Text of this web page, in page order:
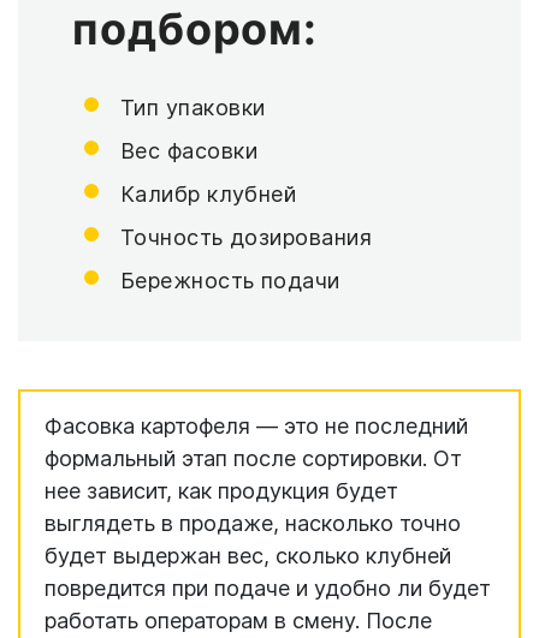
подбором:
Тип упаковки
Вес фасовки
Калибр клубней
Точность дозирования
Бережность подачи
Фасовка картофеля — это не последний
формальный этап после сортировки. От
нее зависит, как продукция будет
выглядеть в продаже, насколько точно
будет выдержан вес, сколько клубней
повредится при подаче и удобно ли будет
работать операторам в смену. После